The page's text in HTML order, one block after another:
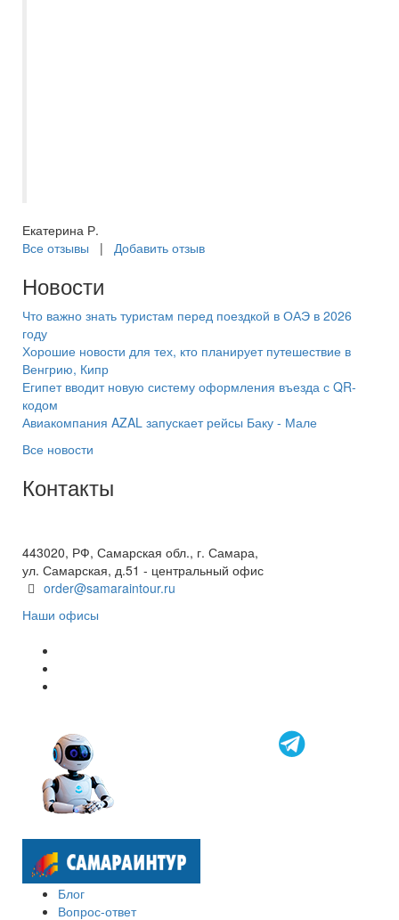
Екатерина Р.
Все отзывы | Добавить отзыв
Новости
Что важно знать туристам перед поездкой в ОАЭ в 2026
году
Хорошие новости для тех, кто планирует путешествие в
Венгрию, Кипр
Египет вводит новую систему оформления въезда с QR-
кодом
Авиакомпания AZAL запускает рейсы Баку - Мале
Все новости
Контакты
443020, РФ, Самарская обл., г. Самара,
ул. Самарская, д.51 - центральный офис
order@samaraintour.ru
Наши офисы
Блог
Вопрос-ответ